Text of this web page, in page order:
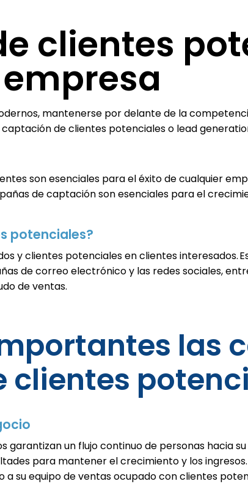
clientes
mantenerse por delante de la
de clientes potenciales o lead
son esenciales para el éxito de cualquier
de captación son esenciales para el
potenciales?
y clientes potenciales en clientes interesados.
de correo electrónico y las redes sociales,
de ventas.
las
clientes
garantizan un flujo continuo de personas hacia
para mantener el crecimiento y los
a su equipo de ventas ocupado con clientes